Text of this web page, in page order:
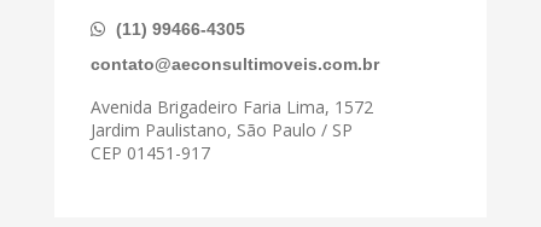
(11) 99466-4305
contato@aeconsultimoveis.com.br
Avenida Brigadeiro Faria Lima, 1572
Jardim Paulistano, São Paulo / SP
CEP 01451-917